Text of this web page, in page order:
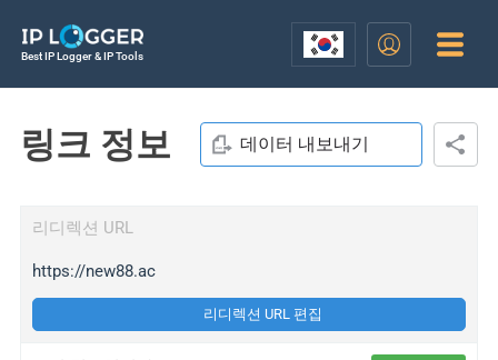
Best IP Logger & IP Tools
링크 정보 데이터 내보내기
리디렉션 URL
https://new88.ac
리디렉션 URL 편집